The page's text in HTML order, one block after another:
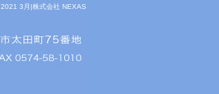
2021 3月|株式会社 NEXAS